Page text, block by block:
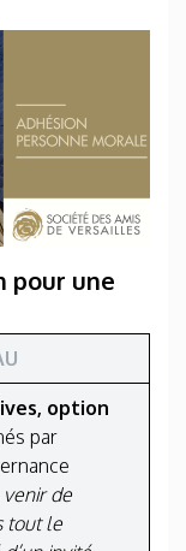
pour une
option
par
de
tout le